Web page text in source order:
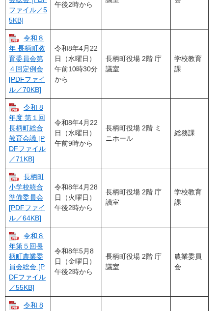
ファイル／5
5KB]
午後2時から
令和８
年 長柄町教
育委員会第
４回定例会
[PDFファイ
ル／70KB]
令和8年4月22
日（水曜日）
午前10時30分
から
長柄町役場 2階 庁
議室
学校教育
課
令和 8
年度 第１回
長柄町総合
教育会議 [P
DFファイル
／71KB]
令和8年4月22
日（水曜日）
午前9時から
長柄町役場 2階 ミ
ニホール
総務課
長柄町
小学校統合
準備委員会
[PDFファイ
ル／64KB]
令和8年4月28
日（火曜日）
午後2時から
長柄町役場 2階 庁
議室
学校教育
課
令和８
年第５回長
柄町農業委
員会総会 [P
DFファイル
／55KB]
令和8年5月8
日（金曜日）
午後2時から
長柄町役場 2階 庁
議室
農業委員
会
令和 8